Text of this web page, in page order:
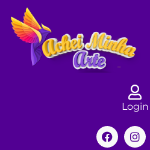
Login